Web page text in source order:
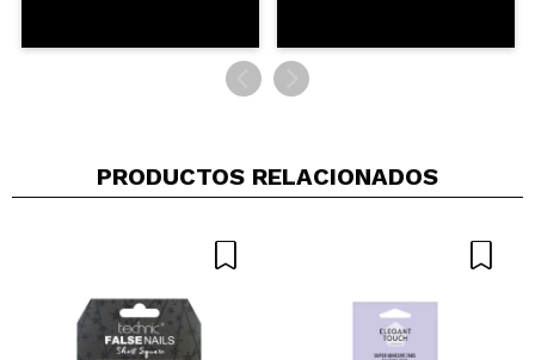
PRODUCTOS RELACIONADOS